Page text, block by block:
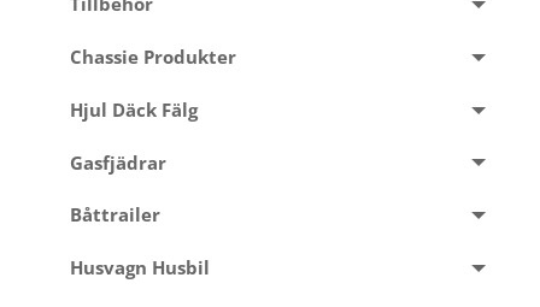
Chassie Produkter
Hjul Däck Fälg
Gasfjädrar
Båttrailer
Husvagn Husbil